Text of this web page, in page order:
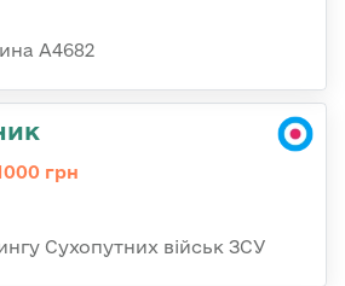
А4682
грн
Сухопутних військ ЗСУ